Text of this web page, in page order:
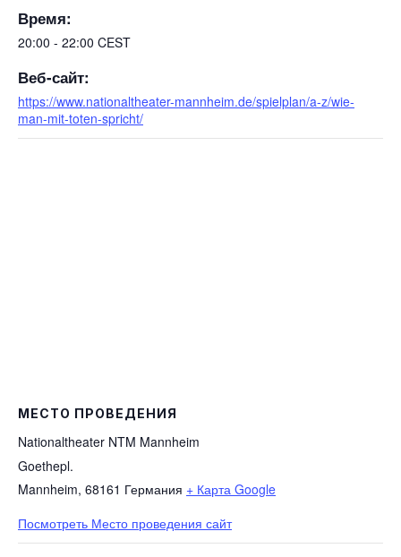
Время:
20:00 - 22:00 CEST
Веб-сайт:
https://www.nationaltheater-mannheim.de/spielplan/a-z/wie-
man-mit-toten-spricht/
МЕСТО ПРОВЕДЕНИЯ
Nationaltheater NTM Mannheim
Goethepl.
Mannheim, 68161 Германия + Карта Google
Посмотреть Место проведения сайт